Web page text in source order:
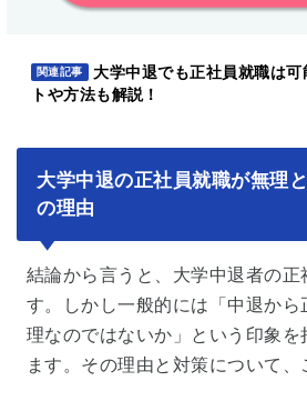
関連記事
大学中退でも正社員就職は
トや方法も解説！
大学中退の正社員就職が無理
の理由
結論から言うと、大学中退者の正
す。しかし一般的には「中退から
理なのではないか」という印象を
ます。その理由と対策について、